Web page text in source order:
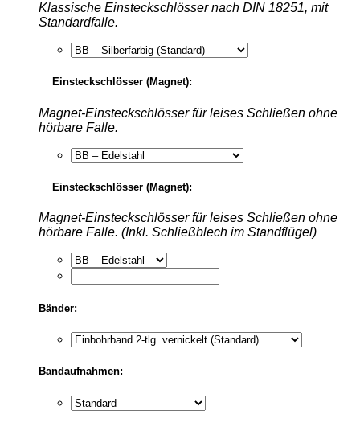
Klassische Einsteckschlösser nach DIN 18251, mit
Standardfalle.
Einsteckschlösser (Magnet):
Magnet-Einsteckschlösser für leises Schließen ohne
hörbare Falle.
Einsteckschlösser (Magnet):
Magnet-Einsteckschlösser für leises Schließen ohne
hörbare Falle. (Inkl. Schließblech im Standflügel)
Bänder:
Bandaufnahmen: